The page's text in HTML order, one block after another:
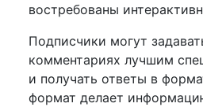
востребованы
Подписчики могут
комментариях лучшим
и получать ответы в
формат делает